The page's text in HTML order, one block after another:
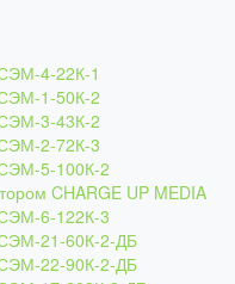
4-22К-1
1-50К-2
3-43К-2
2-72К-3
5-100К-2
CHARGE UP MEDIA
6-122К-3
21-60К-2-ДБ
22-90К-2-ДБ